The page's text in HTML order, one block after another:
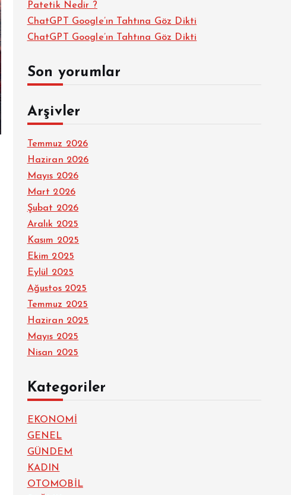
Patetik Nedir ?
ChatGPT Google’ın Tahtına Göz Dikti
ChatGPT Google’ın Tahtına Göz Dikti
Son yorumlar
Arşivler
Temmuz 2026
Haziran 2026
Mayıs 2026
Mart 2026
Şubat 2026
Aralık 2025
Kasım 2025
Ekim 2025
Eylül 2025
Ağustos 2025
Temmuz 2025
Haziran 2025
Mayıs 2025
Nisan 2025
Kategoriler
EKONOMİ
GENEL
GÜNDEM
KADIN
OTOMOBİL